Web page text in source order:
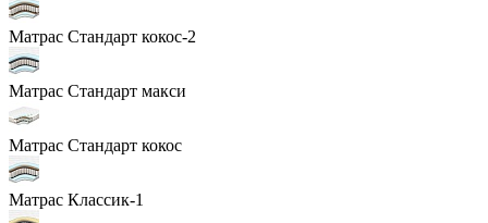
Матрас Стандарт кокос-2
Матрас Стандарт макси
Матрас Стандарт кокос
Матрас Классик-1